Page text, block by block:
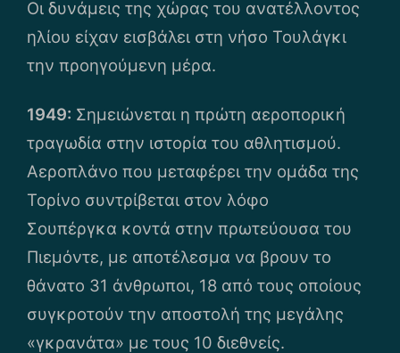
Οι δυνάμεις της χώρας του ανατέλλοντος
ηλίου είχαν εισβάλει στη νήσο Τουλάγκι
την προηγούμενη μέρα.
1949: Σημειώνεται η πρώτη αεροπορική
τραγωδία στην ιστορία του αθλητισμού.
Αεροπλάνο που μεταφέρει την ομάδα της
Τορίνο συντρίβεται στον λόφο
Σουπέργκα κοντά στην πρωτεύουσα του
Πιεμόντε, με αποτέλεσμα να βρουν το
θάνατο 31 άνθρωποι, 18 από τους οποίους
συγκροτούν την αποστολή της μεγάλης
«γκρανάτα» με τους 10 διεθνείς.